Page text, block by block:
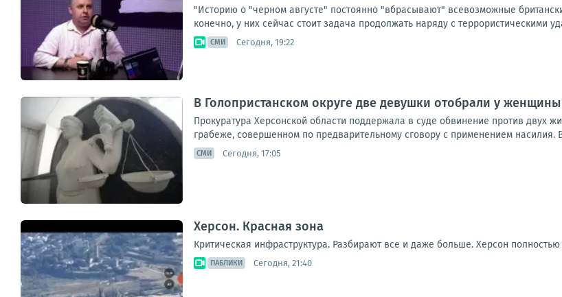
"Историю о "черном августе" постоянно "вбрасывают" всевозможные
конечно, у них сейчас стоит задача продолжать наряду с террористическими
СМИ Сегодня, 19:22
В Голопристанском округе две девушки отобрали у
Прокуратура Херсонской области поддержала в суде обвинение против двух
грабеже, совершенном по предварительному сговору с применением насилия.
СМИ Сегодня, 17:05
Херсон. Красная зона
Критическая инфраструктура. Разбирают все и даже больше. Херсон
ПАБЛИКИ Сегодня, 21:40